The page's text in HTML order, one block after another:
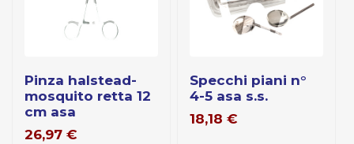
pinza halstead-
mosquito retta 12
cm asa
26,97 €
specchi piani n°
4-5 asa s.s.
18,18 €